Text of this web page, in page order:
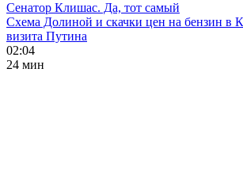
Сенатор Клишас. Да, тот самый
Схема Долиной и скачки цен на бензин в
визита Путина
02:04
24 мин